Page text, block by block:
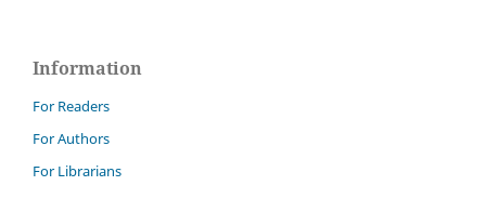
Information
For Readers
For Authors
For Librarians